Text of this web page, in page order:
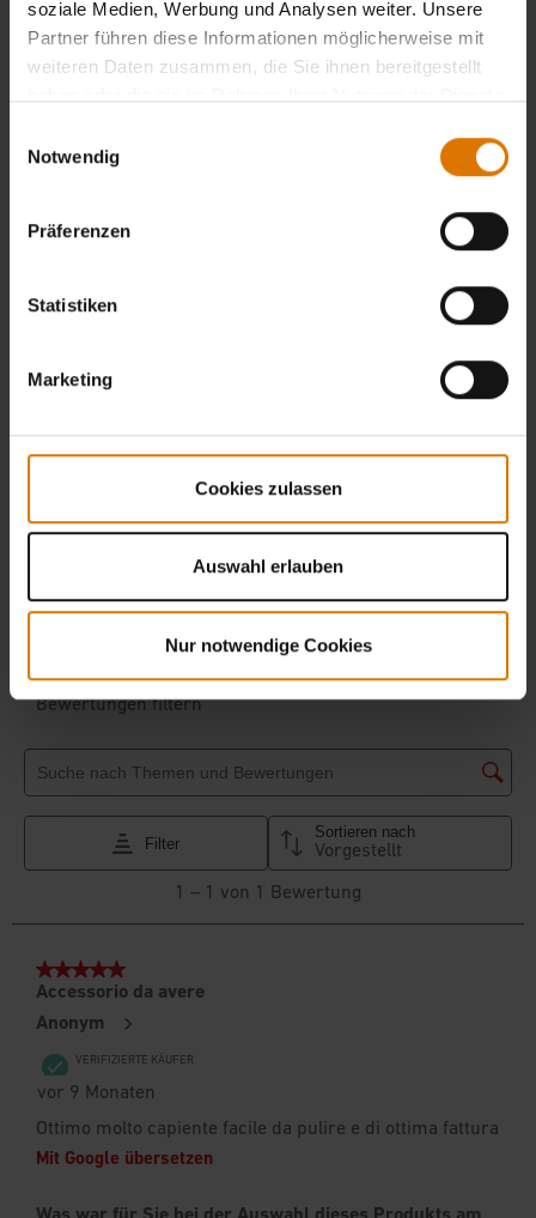
soziale Medien, Werbung und Analysen weiter. Unsere
Partner führen diese Informationen möglicherweise mit
weiteren Daten zusammen, die Sie ihnen bereitgestellt
Notwendig
Präferenzen
Statistiken
Marketing
Cookies zulassen
Auswahl erlauben
Nur notwendige Cookies